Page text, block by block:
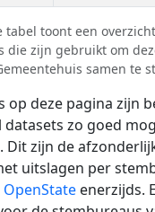
tabel toont een
die zijn gebruikt om
samen te
op deze pagina zijn
zo goed
Dit zijn de
uitslagen per
OpenState enerzijds.